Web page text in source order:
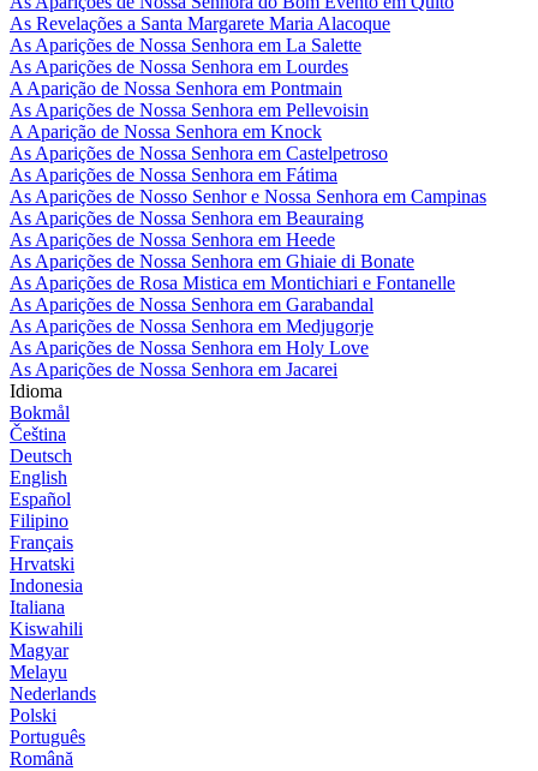
As Revelações a Santa Margarete Maria Alacoque
As Aparições de Nossa Senhora em La Salette
As Aparições de Nossa Senhora em Lourdes
A Aparição de Nossa Senhora em Pontmain
As Aparições de Nossa Senhora em Pellevoisin
A Aparição de Nossa Senhora em Knock
As Aparições de Nossa Senhora em Castelpetroso
As Aparições de Nossa Senhora em Fátima
As Aparições de Nosso Senhor e Nossa Senhora em Campinas
As Aparições de Nossa Senhora em Beauraing
As Aparições de Nossa Senhora em Heede
As Aparições de Nossa Senhora em Ghiaie di Bonate
As Aparições de Rosa Mistica em Montichiari e Fontanelle
As Aparições de Nossa Senhora em Garabandal
As Aparições de Nossa Senhora em Medjugorje
As Aparições de Nossa Senhora em Holy Love
As Aparições de Nossa Senhora em Jacarei
Idioma
Bokmål
Čeština
Deutsch
English
Español
Filipino
Français
Hrvatski
Indonesia
Italiana
Kiswahili
Magyar
Melayu
Nederlands
Polski
Português
Română